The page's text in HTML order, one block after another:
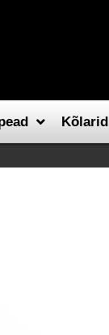
Kõlarid